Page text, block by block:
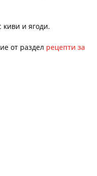
киви и ягоди.
от раздел рецепти за